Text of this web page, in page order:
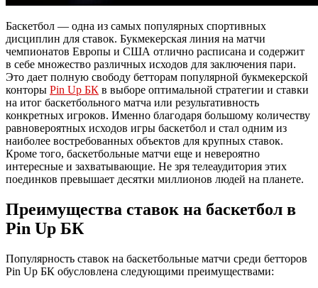
Баскетбол — одна из самых популярных спортивных
дисциплин для ставок. Букмекерская линия на матчи
чемпионатов Европы и США отлично расписана и содержит
в себе множество различных исходов для заключения пари.
Это дает полную свободу бетторам популярной букмекерской
конторы Pin Up БК в выборе оптимальной стратегии и ставки
на итог баскетбольного матча или результативность
конкретных игроков. Именно благодаря большому количеству
равновероятных исходов игры баскетбол и стал одним из
наиболее востребованных объектов для крупных ставок.
Кроме того, баскетбольные матчи еще и невероятно
интересные и захватывающие. Не зря телеаудитория этих
поединков превышает десятки миллионов людей на планете.
Преимущества ставок на баскетбол в
Pin Up БК
Популярность ставок на баскетбольные матчи среди бетторов
Pin Up БК обусловлена следующими преимуществами: